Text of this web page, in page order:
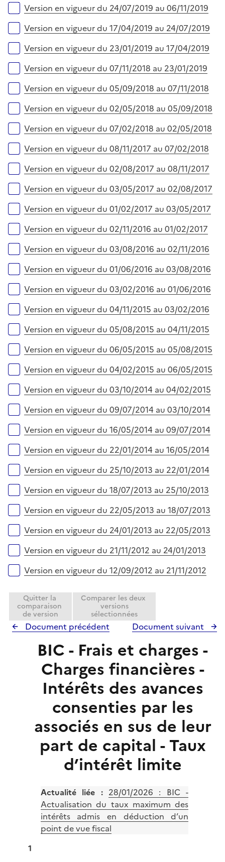
Version en vigueur du 24/07/2019 au 06/11/2019
Version en vigueur du 17/04/2019 au 24/07/2019
Version en vigueur du 23/01/2019 au 17/04/2019
Version en vigueur du 07/11/2018 au 23/01/2019
Version en vigueur du 05/09/2018 au 07/11/2018
Version en vigueur du 02/05/2018 au 05/09/2018
Version en vigueur du 07/02/2018 au 02/05/2018
Version en vigueur du 08/11/2017 au 07/02/2018
Version en vigueur du 02/08/2017 au 08/11/2017
Version en vigueur du 03/05/2017 au 02/08/2017
Version en vigueur du 01/02/2017 au 03/05/2017
Version en vigueur du 02/11/2016 au 01/02/2017
Version en vigueur du 03/08/2016 au 02/11/2016
Version en vigueur du 01/06/2016 au 03/08/2016
Version en vigueur du 03/02/2016 au 01/06/2016
Version en vigueur du 04/11/2015 au 03/02/2016
Version en vigueur du 05/08/2015 au 04/11/2015
Version en vigueur du 06/05/2015 au 05/08/2015
Version en vigueur du 04/02/2015 au 06/05/2015
Version en vigueur du 03/10/2014 au 04/02/2015
Version en vigueur du 09/07/2014 au 03/10/2014
Version en vigueur du 16/05/2014 au 09/07/2014
Version en vigueur du 22/01/2014 au 16/05/2014
Version en vigueur du 25/10/2013 au 22/01/2014
Version en vigueur du 18/07/2013 au 25/10/2013
Version en vigueur du 22/05/2013 au 18/07/2013
Version en vigueur du 24/01/2013 au 22/05/2013
Version en vigueur du 21/11/2012 au 24/01/2013
Version en vigueur du 12/09/2012 au 21/11/2012
Quitter la
comparaison
de version
Comparer les deux
versions
sélectionnées
Document précédent Document suivant
BIC - Frais et charges -
Charges financières -
Intérêts des avances
consenties par les
associés en sus de leur
part de capital - Taux
d’intérêt limite
Actualité liée : 28/01/2026 : BIC -
Actualisation du taux maximum des
intérêts admis en déduction d’un
point de vue fiscal
1